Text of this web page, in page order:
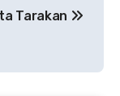
Tarakan